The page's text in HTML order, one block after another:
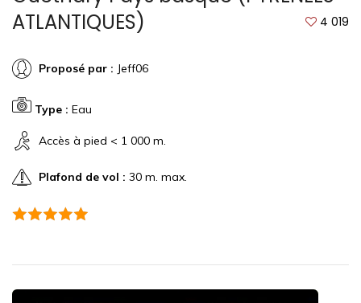
ATLANTIQUES)
4 019
Proposé par : Jeff06
Type : Eau
Accès à pied < 1 000 m.
Plafond de vol : 30 m. max.